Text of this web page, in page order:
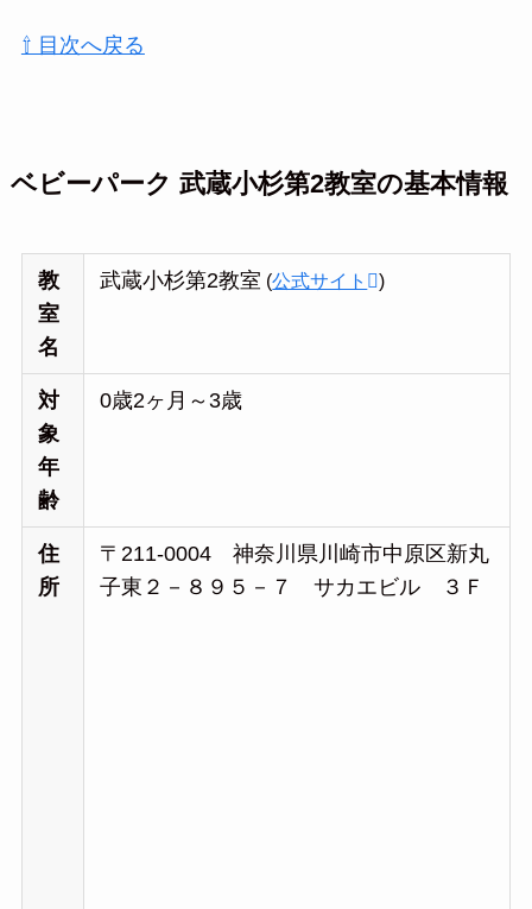
⇧ 目次へ戻る
ベビーパーク 武蔵小杉第2教室の基本情報
教
室
名
武蔵小杉第2教室 (公式サイト )
対
象
年
齢
0歳2ヶ月～3歳
住
所
〒211-0004 神奈川県川崎市中原区新丸
子東２－８９５－７ サカエビル ３Ｆ